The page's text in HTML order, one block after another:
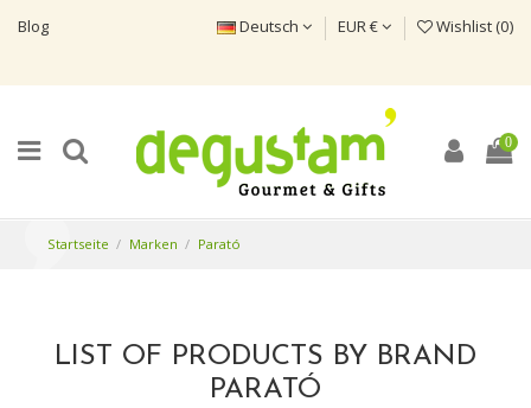
Blog Deutsch EUR € Wishlist (0)
0
Startseite Marken Parató
LIST OF PRODUCTS BY BRAND
PARATÓ